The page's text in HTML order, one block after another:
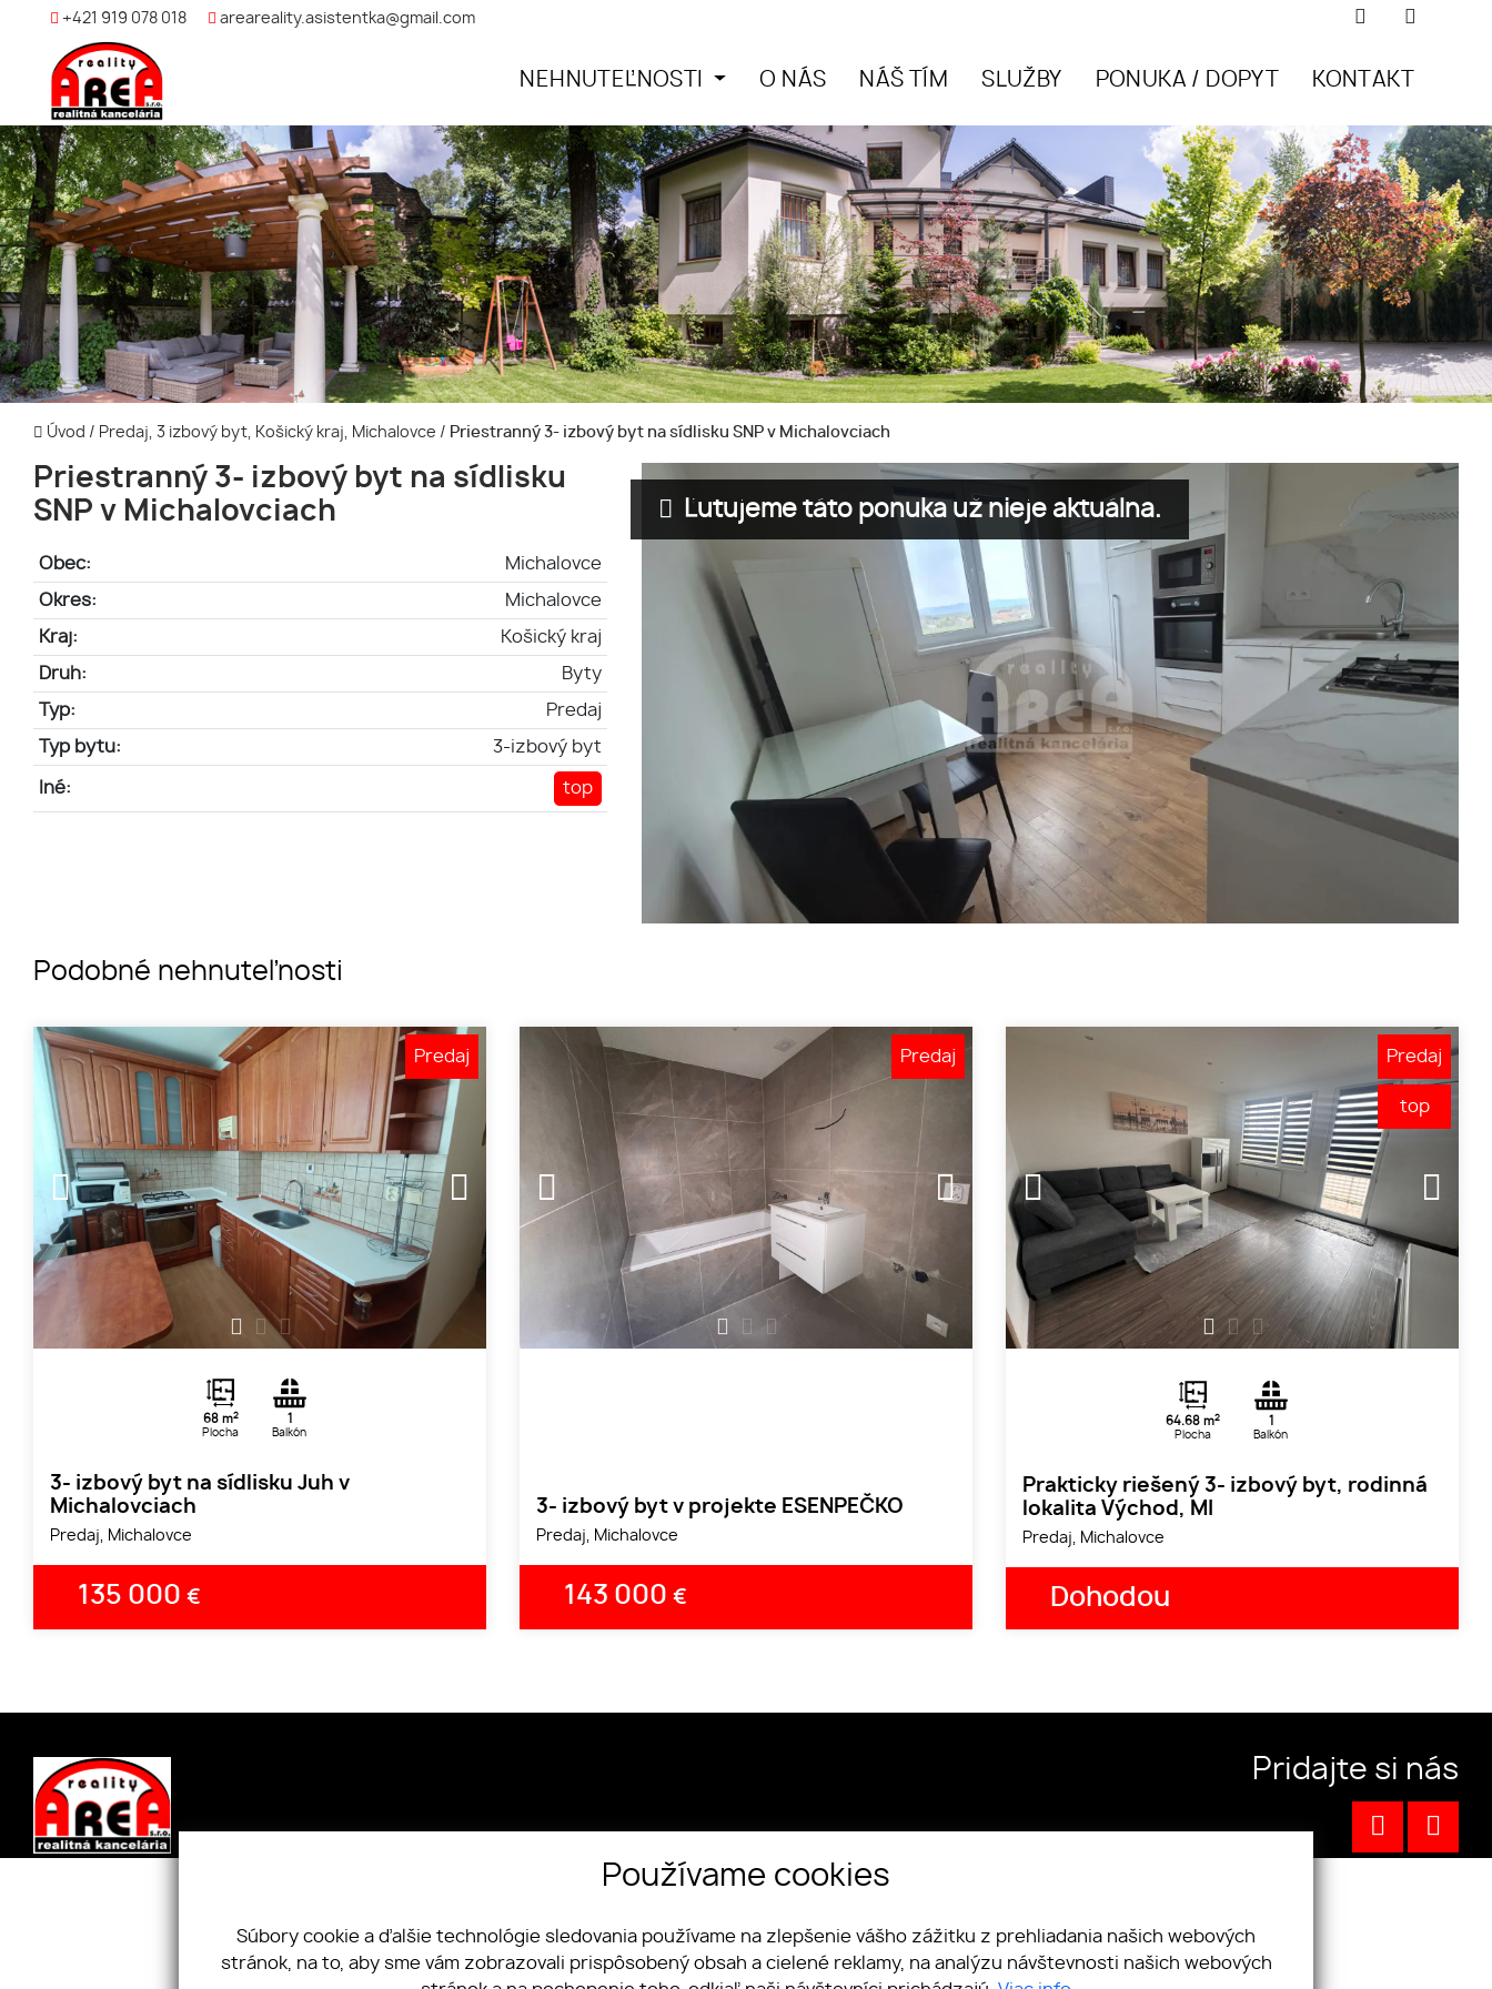
+421 919 078 018 areareality.asistentka@gmail.com
NEHNUTEĽNOSTI O NÁS NÁŠ TÍM SLUŽBY PONUKA / DOPYT KONTAKT
Úvod / Predaj, 3 izbový byt, Košický kraj, Michalovce / Priestranný 3- izbový byt na sídlisku SNP v Michalovciach
Priestranný 3- izbový byt na sídlisku
SNP v Michalovciach
Obec: Michalovce
Okres: Michalovce
Kraj: Košický kraj
Druh: Byty
Typ: Predaj
Typ bytu: 3-izbový byt
Iné: top
Ľutujeme táto ponuka už nieje aktuálna.
Podobné nehnuteľnosti
2
68 m2
Plocha
Balkón
3- izbový byt na sídlisku Juh v
Michalovciach
Predaj, Michalovce
135 000 €
Predaj
3- izbový byt v projekte ESENPEČKO
Predaj, Michalovce
143 000 €
Predaj
64.68 m2
Plocha
Balkón
Prakticky riešený 3- izbový byt, rodinná
lokalita Východ, MI
Predaj, Michalovce
Dohodou
Predaj
top
Cookies
GDPR
071 01, Slovensko
+421 919 078 018
areareality.asistentka@gmail.com
Pridajte si nás
Používame cookies
Súbory cookie a ďalšie technológie sledovania používame na zlepšenie vášho zážitku z prehliadania našich webových
stránok, na to, aby sme vám zobrazovali prispôsobený obsah a cielené reklamy, na analýzu návštevnosti našich webových